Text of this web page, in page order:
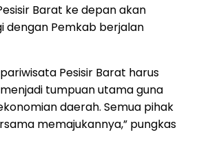
Barat ke depan akan
dengan Pemkab berjalan
Pesisir Barat harus
tumpuan utama guna
daerah. Semua pihak
memajukannya,” pungkas